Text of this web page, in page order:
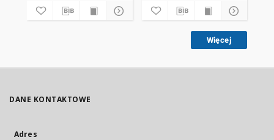
Więcej
DANE KONTAKTOWE
Adres